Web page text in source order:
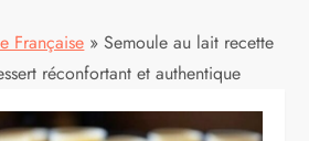
Française » Semoule au lait recette
réconfortant et authentique